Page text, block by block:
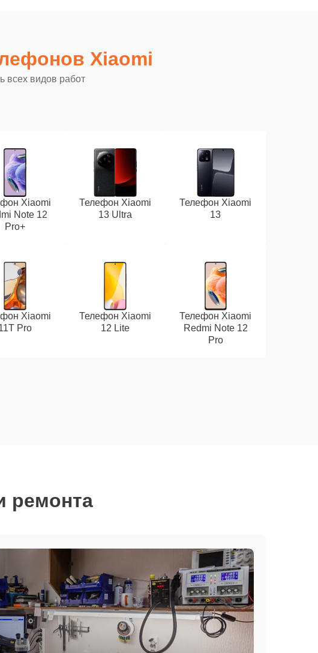
Xiaomi
всех видов работ
Xiaomi
Note 12
Pro+
Телефон Xiaomi
13 Ultra
Телефон Xiaomi
13
Xiaomi
Pro
Телефон Xiaomi
12 Lite
Телефон Xiaomi
Redmi Note 12
Pro
ремонта